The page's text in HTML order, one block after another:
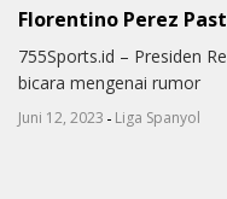
Florentino Perez
755Sports.id – Presiden
bicara mengenai rumor
Juni 12, 2023 - Liga Spanyol